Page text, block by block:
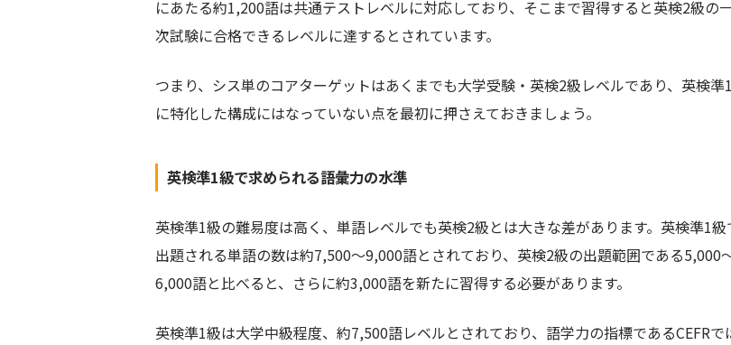
にあたる約1,200語は共通テストレベルに対応しており、そこまで習得すると英検2級の
次試験に合格できるレベルに達するとされています。
つまり、シス単のコアターゲットはあくまでも大学受験・英検2級レベルであり、英検準
に特化した構成にはなっていない点を最初に押さえておきましょう。
英検準1級で求められる語彙力の水準
英検準1級の難易度は高く、単語レベルでも英検2級とは大きな差があります。英検準1級
出題される単語の数は約7,500〜9,000語とされており、英検2級の出題範囲である5,000
6,000語と比べると、さらに約3,000語を新たに習得する必要があります。
英検準1級は大学中級程度、約7,500語レベルとされており、語学力の指標であるCEFRで